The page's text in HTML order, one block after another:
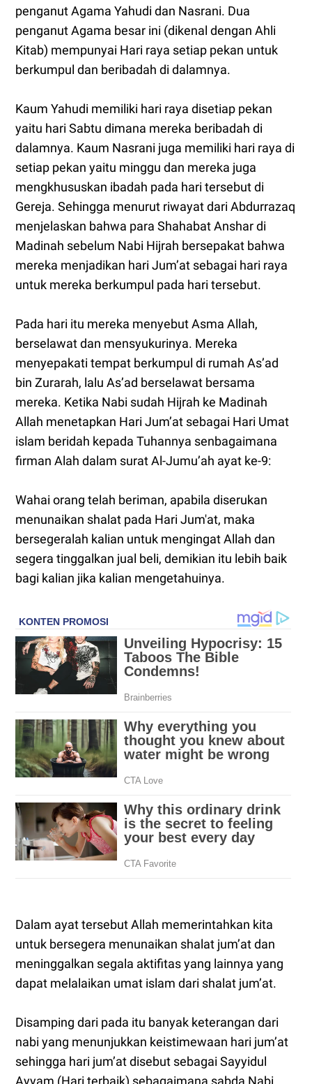
penganut Agama Yahudi dan Nasrani. Dua
penganut Agama besar ini (dikenal dengan Ahli
Kitab) mempunyai Hari raya setiap pekan untuk
berkumpul dan beribadah di dalamnya.
Kaum Yahudi memiliki hari raya disetiap pekan
yaitu hari Sabtu dimana mereka beribadah di
dalamnya. Kaum Nasrani juga memiliki hari raya di
setiap pekan yaitu minggu dan mereka juga
mengkhususkan ibadah pada hari tersebut di
Gereja. Sehingga menurut riwayat dari Abdurrazaq
menjelaskan bahwa para Shahabat Anshar di
Madinah sebelum Nabi Hijrah bersepakat bahwa
mereka menjadikan hari Jum’at sebagai hari raya
untuk mereka berkumpul pada hari tersebut.
Pada hari itu mereka menyebut Asma Allah,
berselawat dan mensyukurinya. Mereka
menyepakati tempat berkumpul di rumah As’ad
bin Zurarah, lalu As’ad berselawat bersama
mereka. Ketika Nabi sudah Hijrah ke Madinah
Allah menetapkan Hari Jum’at sebagai Hari Umat
islam beridah kepada Tuhannya senbagaimana
firman Alah dalam surat Al-Jumu’ah ayat ke-9:
Wahai orang telah beriman, apabila diserukan
menunaikan shalat pada Hari Jum'at, maka
bersegeralah kalian untuk mengingat Allah dan
segera tinggalkan jual beli, demikian itu lebih baik
bagi kalian jika kalian mengetahuinya.
Dalam ayat tersebut Allah memerintahkan kita
untuk bersegera menunaikan shalat jum’at dan
meninggalkan segala aktifitas yang lainnya yang
dapat melalaikan umat islam dari shalat jum’at.
Disamping dari pada itu banyak keterangan dari
nabi yang menunjukkan keistimewaan hari jum’at
sehingga hari jum’at disebut sebagai Sayyidul